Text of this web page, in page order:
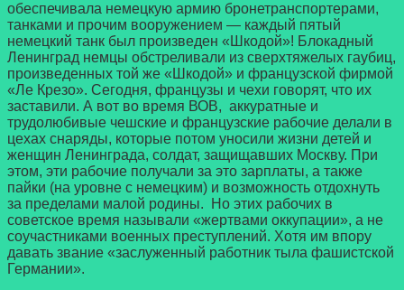
обеспечивала немецкую армию бронетранспортерами,
танками и прочим вооружением — каждый пятый
немецкий танк был произведен «Шкодой»! Блокадный
Ленинград немцы обстреливали из сверхтяжелых гаубиц,
произведенных той же «Шкодой» и французской фирмой
«Ле Крезо». Сегодня, французы и чехи говорят, что их
заставили. А вот во время ВОВ, аккуратные и
трудолюбивые чешские и французские рабочие делали в
цехах снаряды, которые потом уносили жизни детей и
женщин Ленинграда, солдат, защищавших Москву. При
этом, эти рабочие получали за это зарплаты, а также
пайки (на уровне с немецким) и возможность отдохнуть
за пределами малой родины. Но этих рабочих в
советское время называли «жертвами оккупации», а не
соучастниками военных преступлений. Хотя им впору
давать звание «заслуженный работник тыла фашистской
Германии».